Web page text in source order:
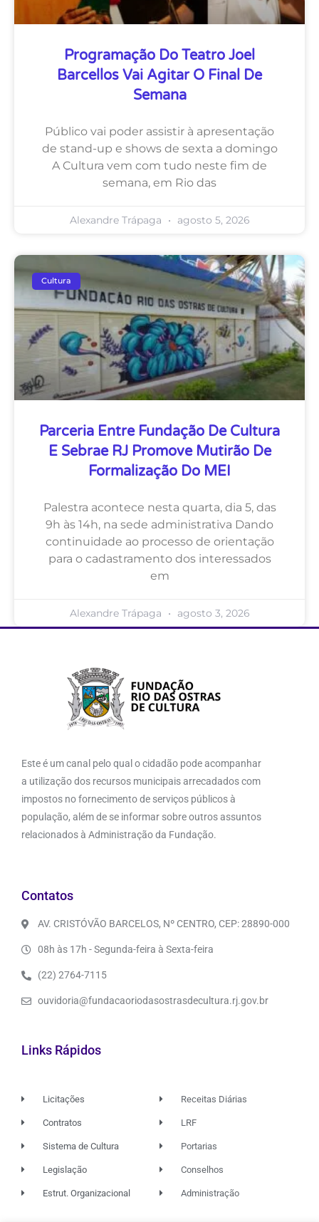
Programação Do Teatro Joel
Barcellos Vai Agitar O Final De
Semana
Público vai poder assistir à apresentação
de stand-up e shows de sexta a domingo
A Cultura vem com tudo neste fim de
semana, em Rio das
Alexandre Trápaga agosto 5, 2026
Cultura
Parceria Entre Fundação De Cultura
E Sebrae RJ Promove Mutirão De
Formalização Do MEI
Palestra acontece nesta quarta, dia 5, das
9h às 14h, na sede administrativa Dando
continuidade ao processo de orientação
para o cadastramento dos interessados
em
Alexandre Trápaga agosto 3, 2026
Este é um canal pelo qual o cidadão pode acompanhar
a utilização dos recursos municipais arrecadados com
impostos no fornecimento de serviços públicos à
população, além de se informar sobre outros assuntos
relacionados à Administração da Fundação.
Contatos
AV. CRISTÓVÃO BARCELOS, Nº CENTRO, CEP: 28890-000
08h às 17h - Segunda-feira à Sexta-feira
(22) 2764-7115
ouvidoria@fundacaoriodasostrasdecultura.rj.gov.br
Links Rápidos
Licitações
Contratos
Sistema de Cultura
Legislação
Estrut. Organizacional
Receitas Diárias
LRF
Portarias
Conselhos
Administração